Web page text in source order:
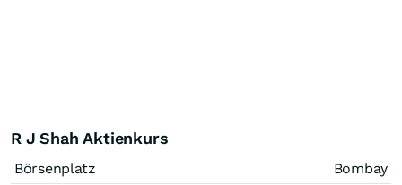
R J Shah Aktienkurs
Börsenplatz
Bombay